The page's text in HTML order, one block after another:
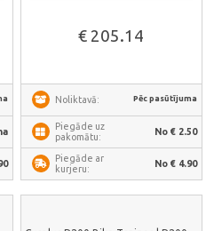
€ 205.14
Noliktavā: Pēc pasūtījuma
Piegāde uz
pakomātu:
No € 2.50
Piegāde ar
kurjeru:
No € 4.90